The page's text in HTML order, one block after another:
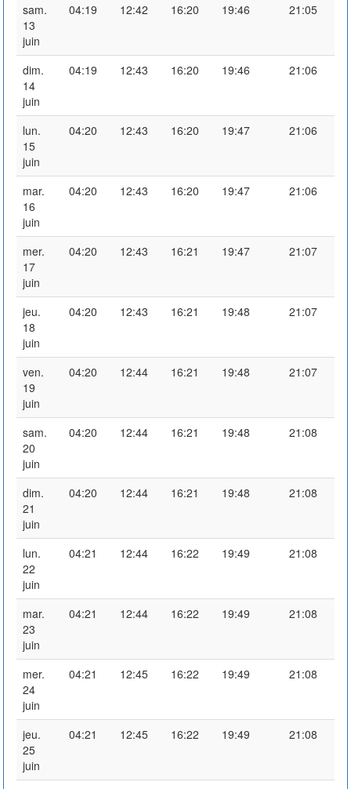
sam.
13
juin
04:19 12:42 16:20 19:46 21:05
dim.
14
juin
04:19 12:43 16:20 19:46 21:06
lun.
15
juin
04:20 12:43 16:20 19:47 21:06
mar.
16
juin
04:20 12:43 16:20 19:47 21:06
mer.
17
juin
04:20 12:43 16:21 19:47 21:07
jeu.
18
juin
04:20 12:43 16:21 19:48 21:07
ven.
19
juin
04:20 12:44 16:21 19:48 21:07
sam.
20
juin
04:20 12:44 16:21 19:48 21:08
dim.
21
juin
04:20 12:44 16:21 19:48 21:08
lun.
22
juin
04:21 12:44 16:22 19:49 21:08
mar.
23
juin
04:21 12:44 16:22 19:49 21:08
mer.
24
juin
04:21 12:45 16:22 19:49 21:08
jeu.
25
juin
04:21 12:45 16:22 19:49 21:08